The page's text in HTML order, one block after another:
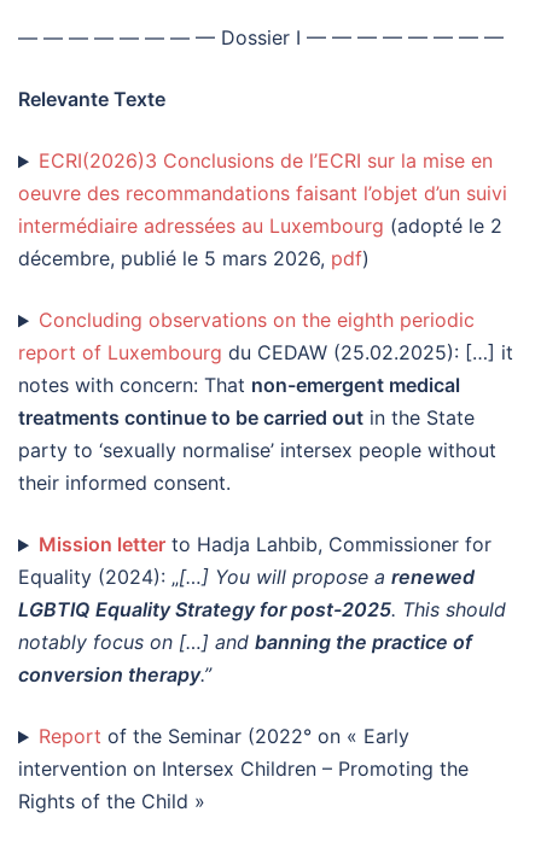
— — — — — — — — Dossier I — — — — — — — —
Relevante Texte
ECRI(2026)3 Conclusions de l’ECRI sur la mise en
oeuvre des recommandations faisant l’objet d’un suivi
intermédiaire adressées au Luxembourg (adopté le 2
décembre, publié le 5 mars 2026, pdf)
Concluding observations on the eighth periodic
report of Luxembourg du CEDAW (25.02.2025): […] it
notes with concern: That non-emergent medical
treatments continue to be carried out in the State
party to ‘sexually normalise’ intersex people without
their informed consent.
Mission letterto Hadja Lahbib, Commissioner for
Equality (2024): „[…] You will propose a renewed
LGBTIQ Equality Strategy for post-2025. This should
notably focus on […] and banning the practice of
conversion therapy.”
Report of the Seminar (2022° on « Early
intervention on Intersex Children – Promoting the
Rights of the Child »